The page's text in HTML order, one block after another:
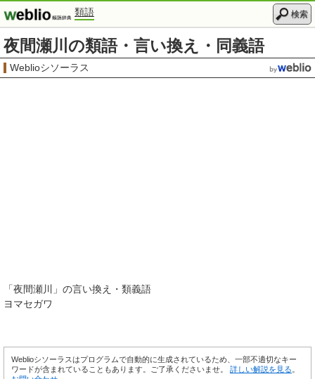
類語 検索
夜間瀬川の類語・言い換え・同義語
Weblioシソーラス
「夜間瀬川
」の言い換え・類義語
ヨマセガワ
Weblioシソーラスはプログラムで自動的に生成されているため、一部不適切なキー
ワードが含まれていることもあります。ご了承くださいませ。 詳しい解説を見る